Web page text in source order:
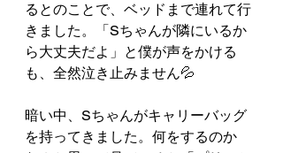
るとのことで、ベッドまで連れて行
きました。「Sちゃんが隣にいるか
ら大丈夫だよ」と僕が声をかける
も、全然泣き止みません💦
暗い中、Sちゃんがキャリーバッグ
を持ってきました。何をするのか